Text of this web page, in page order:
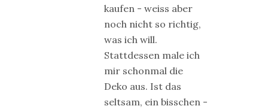
kaufen - weiss aber
noch nicht so richtig,
was ich will.
Stattdessen male ich
mir schonmal die
Deko aus. Ist das
seltsam, ein bisschen -